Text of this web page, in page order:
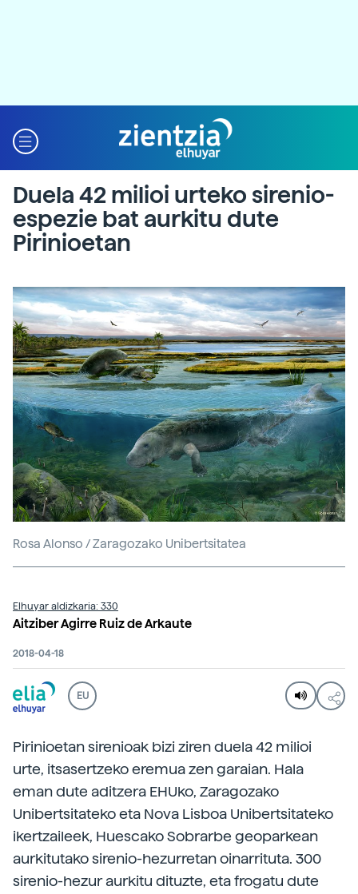
Duela 42 milioi urteko sirenio-
espezie bat aurkitu dute
Pirinioetan
Rosa Alonso / Zaragozako Unibertsitatea
Elhuyar aldizkaria: 330
Aitziber Agirre Ruiz de Arkaute
2018-04-18
EU
Pirinioetan sirenioak bizi ziren duela 42 milioi
urte, itsasertzeko eremua zen garaian. Hala
eman dute aditzera EHUko, Zaragozako
Unibertsitateko eta Nova Lisboa Unibertsitateko
ikertzaileek, Huescako Sobrarbe geoparkean
aurkitutako sirenio-hezurretan oinarrituta. 300
sirenio-hezur aurkitu dituzte, eta frogatu dute